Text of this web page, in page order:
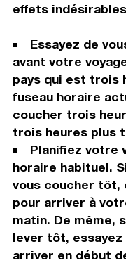
effets
Essayez de
avant votre
pays qui est trois
fuseau horaire
coucher trois
trois heures plus
Planifiez votre
horaire habituel.
vous coucher tôt,
pour arriver à
matin. De même,
lever tôt, essayez
arriver en début